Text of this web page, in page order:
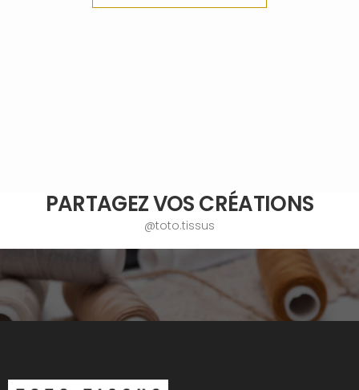
PARTAGEZ VOS CRÉATIONS
@toto.tissus